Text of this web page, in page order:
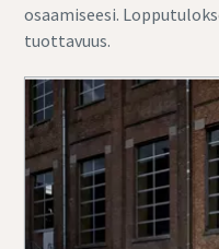
osaamiseesi.
tuottavuus.